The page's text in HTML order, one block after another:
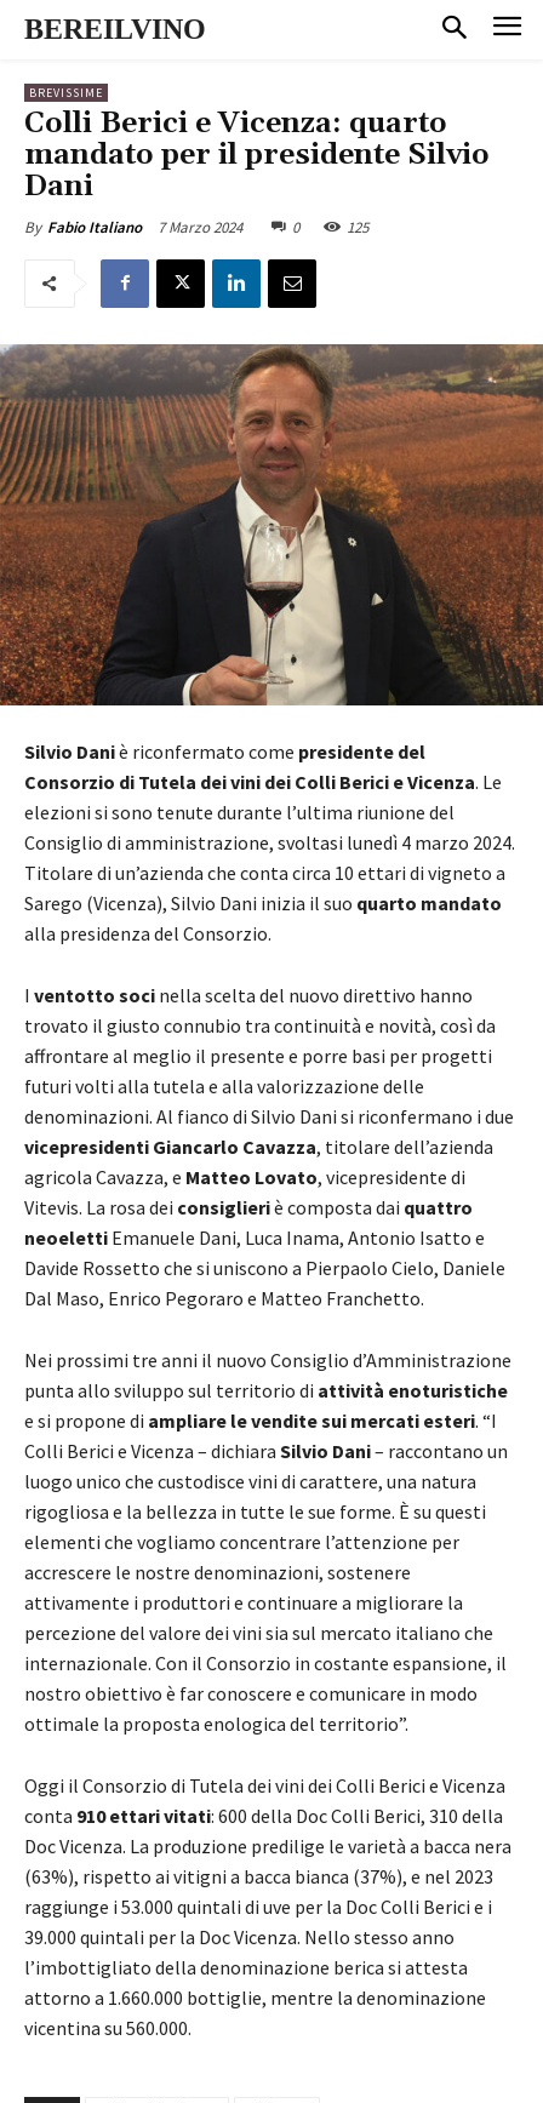
BEREILVINO
BREVISSIME
Colli Berici e Vicenza: quarto
mandato per il presidente Silvio
Dani
By Fabio Italiano 7 Marzo 2024 0 125
Silvio Daniè riconfermato come presidente del
Consorzio di Tutela dei vini dei Colli Berici e Vicenza. Le
elezioni si sono tenute durante l’ultima riunione del
Consiglio di amministrazione, svoltasi lunedì 4 marzo 2024.
Titolare di un’azienda che conta circa 10 ettari di vigneto a
Sarego (Vicenza), Silvio Dani inizia il suo quarto mandato
alla presidenza del Consorzio.
I ventotto soci nella scelta del nuovo direttivo hanno
trovato il giusto connubio tra continuità e novità, così da
affrontare al meglio il presente e porre basi per progetti
futuri volti alla tutela e alla valorizzazione delle
denominazioni. Al fianco di Silvio Dani si riconfermano i due
vicepresidenti Giancarlo Cavazza, titolare dell’azienda
agricola Cavazza, e Matteo Lovato, vicepresidente di
Vitevis. La rosa dei consiglieriè composta dai quattro
neoeletti Emanuele Dani, Luca Inama, Antonio Isatto e
Davide Rossetto che si uniscono a Pierpaolo Cielo, Daniele
Dal Maso, Enrico Pegoraro e Matteo Franchetto.
Nei prossimi tre anni il nuovo Consiglio d’Amministrazione
punta allo sviluppo sul territorio di attività enoturistiche
e si propone di ampliare le vendite sui mercati esteri. “I
Colli Berici e Vicenza – dichiara Silvio Dani– raccontano un
luogo unico che custodisce vini di carattere, una natura
rigogliosa e la bellezza in tutte le sue forme. È su questi
elementi che vogliamo concentrare l’attenzione per
accrescere le nostre denominazioni, sostenere
attivamente i produttori e continuare a migliorare la
percezione del valore dei vini sia sul mercato italiano che
internazionale. Con il Consorzio in costante espansione, il
nostro obiettivo è far conoscere e comunicare in modo
ottimale la proposta enologica del territorio”.
Oggi il Consorzio di Tutela dei vini dei Colli Berici e Vicenza
conta 910 ettarivitati: 600 della Doc Colli Berici, 310 della
Doc Vicenza. La produzione predilige le varietà a bacca nera
(63%), rispetto ai vitigni a bacca bianca (37%), e nel 2023
raggiunge i 53.000 quintali di uve per la Doc Colli Berici e i
39.000 quintali per la Doc Vicenza. Nello stesso anno
l’imbottigliato della denominazione berica si attesta
attorno a 1.660.000 bottiglie, mentre la denominazione
vicentina su 560.000.